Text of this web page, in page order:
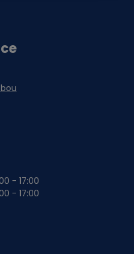
- 17:00
- 17:00
uzavírka
Za